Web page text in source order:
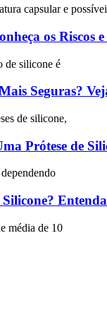
capsular e
os Riscos
de silicone é
Seguras?
de silicone,
Prótese de
média de 10